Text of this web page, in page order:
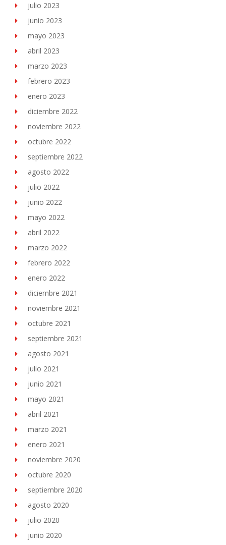
julio 2023
junio 2023
mayo 2023
abril 2023
marzo 2023
febrero 2023
enero 2023
diciembre 2022
noviembre 2022
octubre 2022
septiembre 2022
agosto 2022
julio 2022
junio 2022
mayo 2022
abril 2022
marzo 2022
febrero 2022
enero 2022
diciembre 2021
noviembre 2021
octubre 2021
septiembre 2021
agosto 2021
julio 2021
junio 2021
mayo 2021
abril 2021
marzo 2021
enero 2021
noviembre 2020
octubre 2020
septiembre 2020
agosto 2020
julio 2020
junio 2020